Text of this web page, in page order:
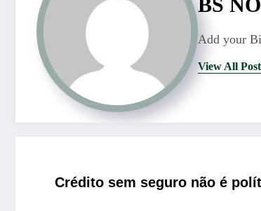
Add your
View All
Crédito sem seguro não é